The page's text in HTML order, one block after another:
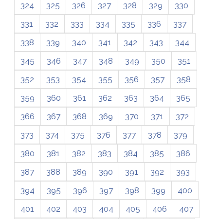
324
325 326 327 328 329
330
331
332 333 334 335 336
337
338
339 340 341 342 343
344
345
346 347 348 349 350
351
352
353 354 355 356 357
358
359
360 361 362 363 364
365
366
367 368 369 370 371
372
373
374 375 376 377 378
379
380
381 382 383 384 385
386
387
388 389 390 391 392
393
394
395 396 397 398 399
400
401
402 403 404 405 406 407